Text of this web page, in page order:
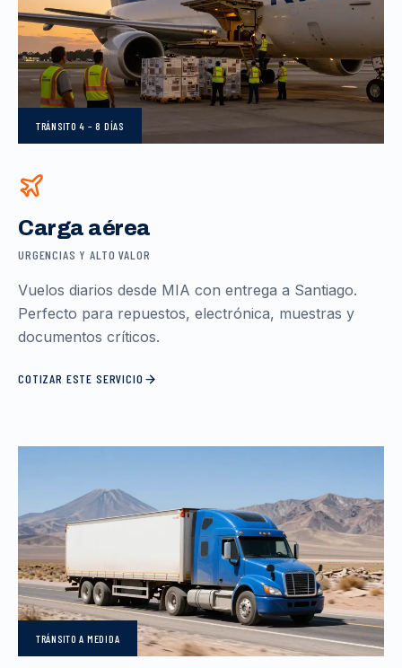
TRÁNSITO4 – 8 DÍAS
Carga aérea
URGENCIAS Y ALTO VALOR
Vuelos diarios desde MIA con entrega a Santiago.
Perfecto para repuestos, electrónica, muestras y
documentos críticos.
COTIZAR ESTE SERVICIO
TRÁNSITOA MEDIDA